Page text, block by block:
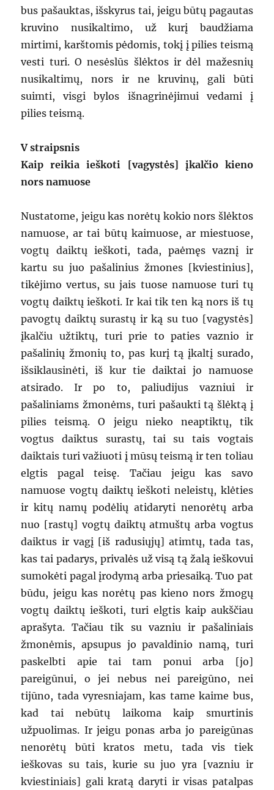
bus pašauktas, išskyrus tai, jeigu būtų pagautas
kruvino nusikaltimo, už kurį baudžiama
mirtimi, karštomis pėdomis, tokį į pilies teismą
vesti turi. O nesėslūs šlėktos ir dėl mažesnių
nusikaltimų, nors ir ne kruvinų, gali būti
suimti, visgi bylos išnagrinėjimui vedami į
pilies teismą.
V straipsnis
Kaip reikia ieškoti [vagystės] įkalčio kieno
nors namuose
Nustatome, jeigu kas norėtų kokio nors šlėktos
namuose, ar tai būtų kaimuose, ar miestuose,
vogtų daiktų ieškoti, tada, paėmęs vaznį ir
kartu su juo pašalinius žmones [kviestinius],
tikėjimo vertus, su jais tuose namuose turi tų
vogtų daiktų ieškoti. Ir kai tik ten ką nors iš tų
pavogtų daiktų surastų ir ką su tuo [vagystės]
įkalčiu užtiktų, turi prie to paties vaznio ir
pašalinių žmonių to, pas kurį tą įkaltį surado,
išsiklausinėti, iš kur tie daiktai jo namuose
atsirado. Ir po to, paliudijus vazniui ir
pašaliniams žmonėms, turi pašaukti tą šlėktą į
pilies teismą. O jeigu nieko neaptiktų, tik
vogtus daiktus surastų, tai su tais vogtais
daiktais turi važiuoti į mūsų teismą ir ten toliau
elgtis pagal teisę. Tačiau jeigu kas savo
namuose vogtų daiktų ieškoti neleistų, klėties
ir kitų namų podėlių atidaryti nenorėtų arba
nuo [rastų] vogtų daiktų atmuštų arba vogtus
daiktus ir vagį [iš radusiųjų] atimtų, tada tas,
kas tai padarys, privalės už visą tą žalą ieškovui
sumokėti pagal įrodymą arba priesaiką. Tuo pat
būdu, jeigu kas norėtų pas kieno nors žmogų
vogtų daiktų ieškoti, turi elgtis kaip aukščiau
aprašyta. Tačiau tik su vazniu ir pašaliniais
žmonėmis, apsupus jo pavaldinio namą, turi
paskelbti apie tai tam ponui arba [jo]
pareigūnui, o jei nebus nei pareigūno, nei
tijūno, tada vyresniajam, kas tame kaime bus,
kad tai nebūtų laikoma kaip smurtinis
užpuolimas. Ir jeigu ponas arba jo pareigūnas
nenorėtų būti kratos metu, tada vis tiek
ieškovas su tais, kurie su juo yra [vazniu ir
kviestiniais] gali kratą daryti ir visas patalpas